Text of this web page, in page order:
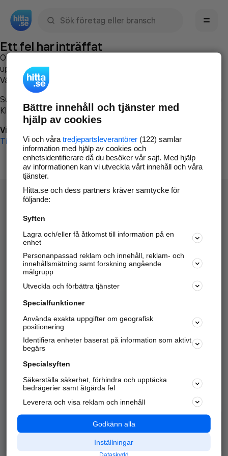
Ett fel har inträffat
Om du vill kan du
uppstod så att vi lättare och snabbare kan avhjälpa det.
Vänligen försök med följande:
Surfa till
Klicka påTillbaka-knappen i webbläsaren och försök igen
Vi beklagar besväret!
Till startsidan
Hitta.se - Gratis nummerupplysning.
Sök företag, personer och platser.
Hitta telefonnummer, adresser, företagsinfo mm.
Marknadsför företaget
Kom igång och annonsera mot
samarbetspartners nära dig.
Alla kategorier
Populära sökningar
API & Kartor
Annonsera
Integritet
Nödnummer
Bättre innehåll och tjänster med
hjälp av cookies
Vi och våra tredjepartsleverantörer(122) samlar
information med hjälp av cookies och
enhetsidentifierare då du besöker vår sajt. Med hjälp
av informationen kan vi utveckla vårt innehåll och våra
tjänster.
Hitta.se och dess partners kräver samtycke för
följande:
Syften
Lagra och/eller få åtkomst till information på en
enhet
Personanpassad reklam och innehåll, reklam- och
innehållsmätning samt forskning angående
målgrupp
Utveckla och förbättra tjänster
Specialfunktioner
Använda exakta uppgifter om geografisk
positionering
Identifiera enheter baserat på information som aktivt
begärs
Specialsyften
Säkerställa säkerhet, förhindra och upptäcka
bedrägerier samt åtgärda fel
Leverera och visa reklam och innehåll
Godkänn alla
Inställningar
Dataskydd